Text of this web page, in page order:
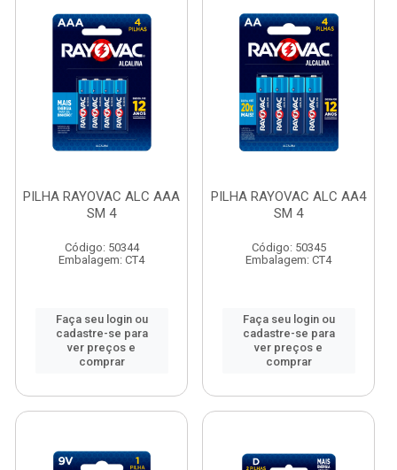
PILHA RAYOVAC ALC AAA
SM 4
Código: 50344
Embalagem: CT4
Faça seu login ou
cadastre-se para
ver preços e
comprar
PILHA RAYOVAC ALC AA4
SM 4
Código: 50345
Embalagem: CT4
Faça seu login ou
cadastre-se para
ver preços e
comprar